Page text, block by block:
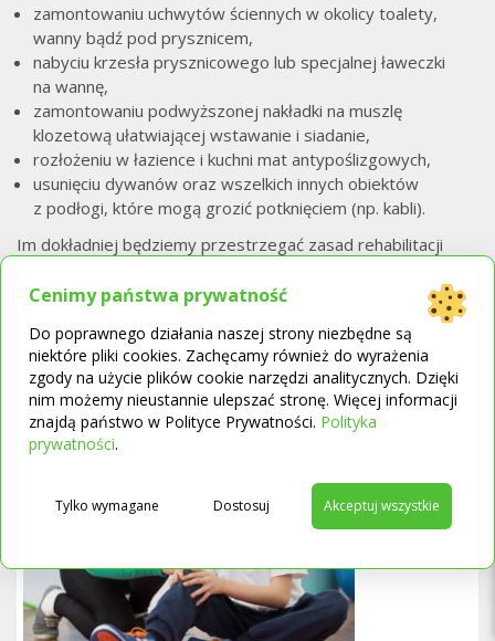
zamontowaniu uchwytów ściennych w okolicy toalety,
wanny bądź pod prysznicem,
nabyciu krzesła prysznicowego lub specjalnej ławeczki
na wannę,
zamontowaniu podwyższonej nakładki na muszlę
klozetową ułatwiającej wstawanie i siadanie,
rozłożeniu w łazience i kuchni mat antypoślizgowych,
usunięciu dywanów oraz wszelkich innych obiektów
z podłogi, które mogą grozić potknięciem (np. kabli).
Im dokładniej będziemy przestrzegać zasad rehabilitacji
specjalistów, tym szybciej odzyskamy sprawność. Ćwiczenia
intensywność powinna być dostosowana do możliwości.
Pamiętajmy, że nadmiernie forsując kończynę, możemy
jedynie sobie zaszkodzić.
Zobacz, jak przygotować łazienkę dla osoby niesprawnej
ruchowo
Proponowane artykuły:
Cenimy państwa prywatność
Do poprawnego działania naszej strony niezbędne są
niektóre pliki cookies. Zachęcamy również do wyrażenia
zgody na użycie plików cookie narzędzi analitycznych. Dzięki
nim możemy nieustannie ulepszać stronę. Więcej informacji
znajdą państwo w Polityce Prywatności. Polityka
prywatności.
Dostosuj
Tylko wymagane Akceptuj wszystkie